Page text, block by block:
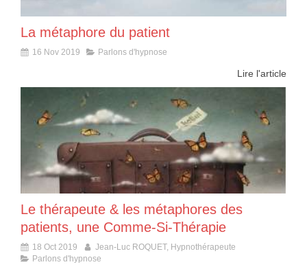
La métaphore du patient
16 Nov 2019 Parlons d'hypnose
Lire l'article
Le thérapeute & les métaphores des
patients, une Comme-Si-Thérapie
18 Oct 2019
Jean-Luc ROQUET, Hypnothérapeute
Parlons d'hypnose